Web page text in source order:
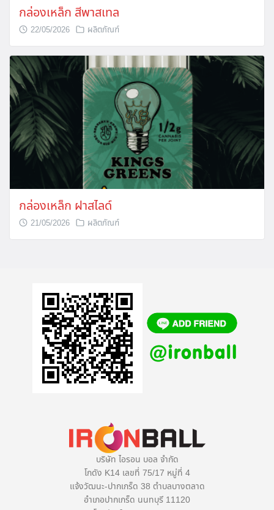
กล่องเหล็ก สีพาสเทล
22/05/2026 ผลิตภัณฑ์
กล่องเหล็ก ฝาสไลด์
21/05/2026 ผลิตภัณฑ์
บริษัท ไอรอน บอล จำกัด
โกดัง K14 เลขที่ 75/17 หมู่ที่ 4
แจ้งวัฒนะ-ปากเกร็ด 38 ตำบลบางตลาด
อำเภอปากเกร็ด นนทบุรี 11120